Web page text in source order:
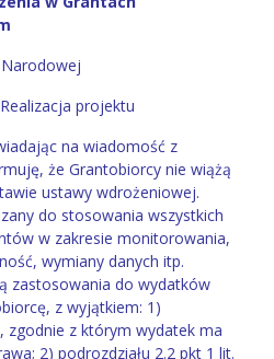
projektu
na wiadomość z
że Grantobiorcy nie wiążą
ustawy wdrożeniowej.
do stosowania wszystkich
w zakresie monitorowania,
wymiany danych itp.
zastosowania do wydatków
z wyjątkiem: 1)
zgodnie z którym wydatek ma
2) podrozdziału 2.2 pkt 1 lit.